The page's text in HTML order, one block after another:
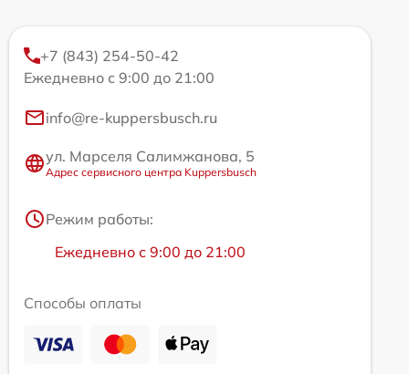
+7 (843) 254-50-42
Ежедневно с 9:00 до 21:00
info@re-kuppersbusch.ru
ул. Марселя Салимжанова, 5
Адрес сервисного центра Kuppersbusch
Режим работы:
Ежедневно с 9:00 до 21:00
Способы оплаты